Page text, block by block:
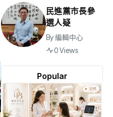
Popular
民進黨市長參
選人疑
By編輯中心
0 Views